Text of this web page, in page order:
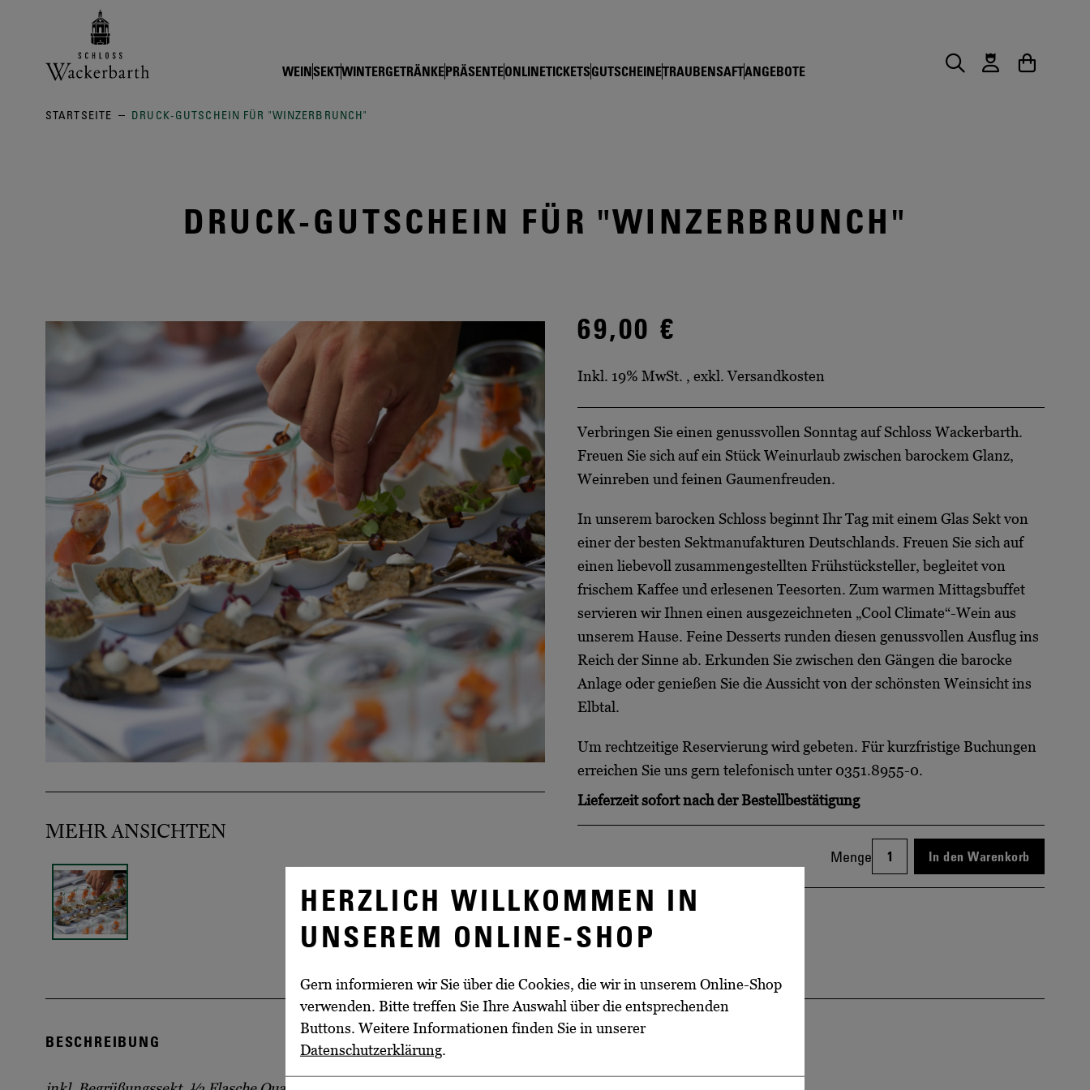
HERZLICH WILLKOMMEN IN
UNSEREM ONLINE-SHOP
Gern informieren wir Sie über die Cookies, die wir in unserem Online-Shop
verwenden. Bitte treffen Sie Ihre Auswahl über die entsprechenden
Buttons. Weitere Informationen finden Sie in unserer
Datenschutzerklärung.
Zurück zur Startseite vom Onlineshop Schloss Wackerbarth
WEINSEKTWINTERGETRÄNKEPRÄSENTEONLINETICKETSGUTSCHEINETRAUBENSAFTANGEBOTE Suche Warenkorb
STARTSEITE DRUCK-GUTSCHEIN FÜR "WINZERBRUNCH"
DRUCK-GUTSCHEIN FÜR "WINZERBRUNCH"
MEHR ANSICHTEN
69,00 €
Inkl. 19% MwSt. , exkl.Versandkosten
Verbringen Sie einen genussvollen Sonntag auf Schloss Wackerbarth.
Freuen Sie sich auf ein Stück Weinurlaub zwischen barockem Glanz,
Weinreben und feinen Gaumenfreuden.
In unserem barocken Schloss beginnt Ihr Tag mit einem Glas Sekt von
einer der besten Sektmanufakturen Deutschlands. Freuen Sie sich auf
einen liebevoll zusammengestellten Frühstücksteller, begleitet von
frischem Kaffee und erlesenen Teesorten. Zum warmen Mittagsbuffet
servieren wir Ihnen einen ausgezeichneten „Cool Climate“-Wein aus
unserem Hause. Feine Desserts runden diesen genussvollen Ausflug ins
Reich der Sinne ab. Erkunden Sie zwischen den Gängen die barocke
Anlage oder genießen Sie die Aussicht von der schönsten Weinsicht ins
Elbtal.
Um rechtzeitige Reservierung wird gebeten. Für kurzfristige Buchungen
erreichen Sie uns gern telefonisch unter 0351.8955-0.
Lieferzeit sofort nach der Bestellbestätigung
Menge In den Warenkorb
BESCHREIBUNG